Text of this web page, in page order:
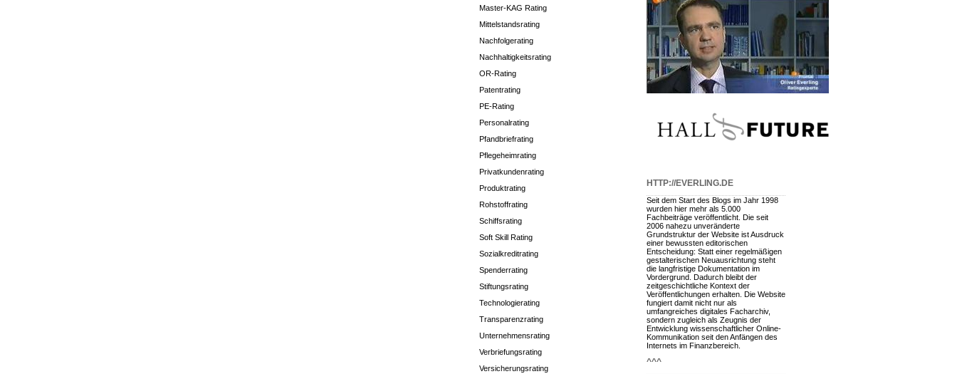
Master-KAG Rating
Mittelstandsrating
Nachfolgerating
Nachhaltigkeitsrating
OR-Rating
Patentrating
PE-Rating
Personalrating
Pfandbriefrating
Pflegeheimrating
Privatkundenrating
Produktrating
Rohstoffrating
Schiffsrating
Soft Skill Rating
Sozialkreditrating
Spenderrating
Stiftungsrating
Technologierating
Transparenzrating
Unternehmensrating
Verbriefungsrating
Versicherungsrating
HTTP://EVERLING.DE
Seit dem Start des Blogs im Jahr 1998
wurden hier mehr als 5.000
Fachbeiträge veröffentlicht. Die seit
2006 nahezu unveränderte
Grundstruktur der Website ist Ausdruck
einer bewussten editorischen
Entscheidung: Statt einer regelmäßigen
gestalterischen Neuausrichtung steht
die langfristige Dokumentation im
Vordergrund. Dadurch bleibt der
zeitgeschichtliche Kontext der
Veröffentlichungen erhalten. Die Website
fungiert damit nicht nur als
umfangreiches digitales Facharchiv,
sondern zugleich als Zeugnis der
Entwicklung wissenschaftlicher Online-
Kommunikation seit den Anfängen des
Internets im Finanzbereich.
^^^